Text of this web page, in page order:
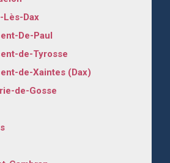
Lès-Dax
De-Paul
de-Tyrosse
de-Xaintes (Dax)
de-Gosse